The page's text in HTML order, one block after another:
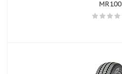
MR100